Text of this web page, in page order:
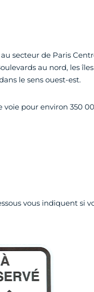
secteur de Paris
au nord, les
le sens ouest-est.
voie pour environ 350
vous indiquent si